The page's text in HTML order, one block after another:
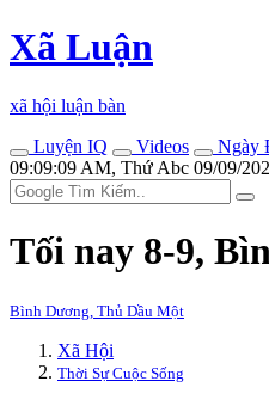
Xã Luận
xã hội luận bàn
Luyện IQ
Videos
Ngày
09:09:09 AM, Thứ Abc 09/09/
Tối nay 8-9,
Bình Dương, Thủ Dầu Một
Xã Hội
Thời Sự Cuộc Sống